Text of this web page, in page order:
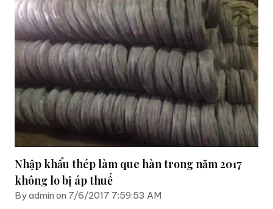
Nhập khẩu thép làm que hàn trong năm 2017
không lo bị áp thuế
By admin on 7/6/2017 7:59:53 AM